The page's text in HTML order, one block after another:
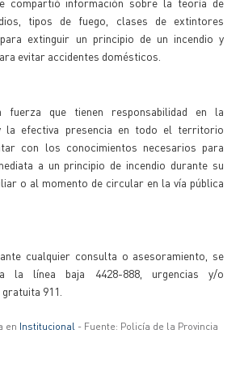
tipos de fuego, clases de extintores
extinguir un principio de un incendio y
evitar accidentes domésticos.
que tienen responsabilidad en la
la efectiva presencia en todo el territorio
con los conocimientos necesarios para
a un principio de incendio durante su
o al momento de circular en la vía pública
cualquier consulta o asesoramiento, se
la línea baja 4428-888, urgencias y/o
911.
en Institucional - Fuente: Policía de la Provincia